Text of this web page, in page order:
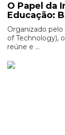
O Papel da
Educação:
Organizado
of Technology),
reúne e ...